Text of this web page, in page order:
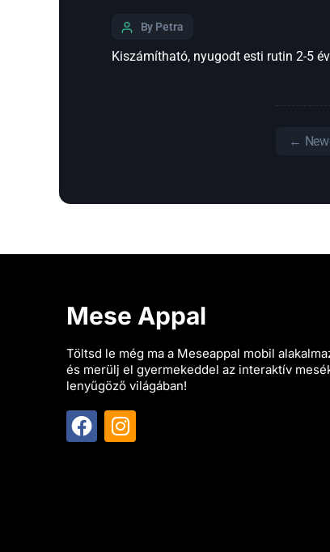
By Petra
Kiszámítható, nyugodt esti rutin 2-5
←
Mese Appal
Töltsd le még ma a Meseappal mobil
és merülj el gyermekeddel az interaktív
lenyűgöző világában!